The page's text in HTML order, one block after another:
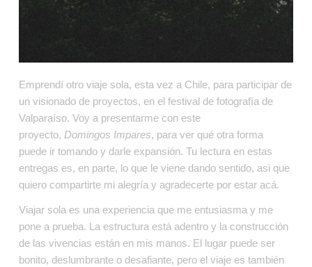
Emprendí otro viaje sola, esta vez a Chile, para participar de
un visionado de proyectos, en el festival de fotografía de
Valparaíso. Voy a presentarme con este
proyecto, Domingos Impares, para ver qué otra forma
puede ir tomando y darle expansión. Tu lectura en estas
entregas es, en parte, lo que le viene dando sentido, asi que
quiero compartirte mi alegría y agradecerte por estar acá.
Viajar sola es una experiencia que me entusiasma y me
pone a prueba. La estructura está adentro y la construcción
de las vivencias están en mis manos. El lugar puede ser
bonito, deslumbrante o desafiante, pero el viaje es también